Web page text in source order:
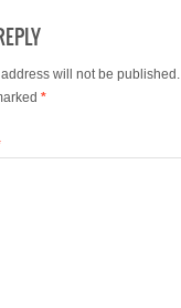
will not be published.
*